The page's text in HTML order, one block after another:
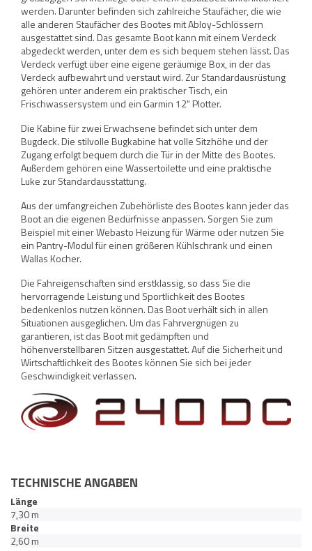
werden. Darunter befinden sich zahlreiche Staufächer, die wie
alle anderen Staufächer des Bootes mit Abloy-Schlössern
ausgestattet sind. Das gesamte Boot kann mit einem Verdeck
abgedeckt werden, unter dem es sich bequem stehen lässt. Das
Verdeck verfügt über eine eigene geräumige Box, in der das
Verdeck aufbewahrt und verstaut wird. Zur Standardausrüstung
gehören unter anderem ein praktischer Tisch, ein
Frischwassersystem und ein Garmin 12" Plotter.
Die Kabine für zwei Erwachsene befindet sich unter dem
Bugdeck. Die stilvolle Bugkabine hat volle Sitzhöhe und der
Zugang erfolgt bequem durch die Tür in der Mitte des Bootes.
Außerdem gehören eine Wassertoilette und eine praktische
Luke zur Standardausstattung.
Aus der umfangreichen Zubehörliste des Bootes kann jeder das
Boot an die eigenen Bedürfnisse anpassen. Sorgen Sie zum
Beispiel mit einer Webasto Heizung für Wärme oder nutzen Sie
ein Pantry-Modul für einen größeren Kühlschrank und einen
Wallas Kocher.
Die Fahreigenschaften sind erstklassig, so dass Sie die
hervorragende Leistung und Sportlichkeit des Bootes
bedenkenlos nutzen können. Das Boot verhält sich in allen
Situationen ausgeglichen. Um das Fahrvergnügen zu
garantieren, ist das Boot mit gedämpften und
höhenverstellbaren Sitzen ausgestattet. Auf die Sicherheit und
Wirtschaftlichkeit des Bootes können Sie sich bei jeder
Geschwindigkeit verlassen.
TECHNISCHE ANGABEN
Länge
7,30 m
Breite
2,60 m